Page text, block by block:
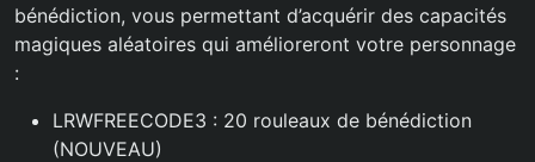
bénédiction, vous permettant d’acquérir des capacités
magiques aléatoires qui amélioreront votre personnage
:
LRWFREECODE3 : 20 rouleaux de bénédiction
(NOUVEAU)